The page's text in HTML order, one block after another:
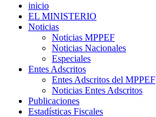
inicio
EL MINISTERIO
Noticias
Noticias MPPEF
Noticias Nacionales
Especiales
Entes Adscritos
Entes Adscritos del MPPEF
Noticias Entes Adscritos
Publicaciones
Estadísticas Fiscales